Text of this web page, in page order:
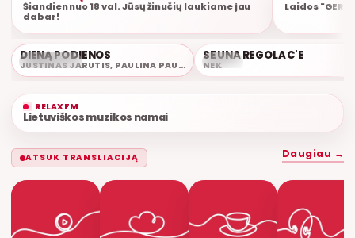
Šiandien nuo 18 val. Jūsų žinučių laukiame jau
dabar!
Laidos "GERA
ŠIUO METU
DIENĄ PO DIENOS
JUSTINAS JARUTIS, PAULINA PAUKŠTAITYTĖ 17:43
SE UNA REGOLA C'E
NEK
RELAX FM
Lietuviškos muzikos namai
ATSUK TRANSLIACIJĄ Daugiau →